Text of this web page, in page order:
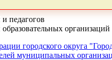
педагогов
организаций
городского округа
муниципальных